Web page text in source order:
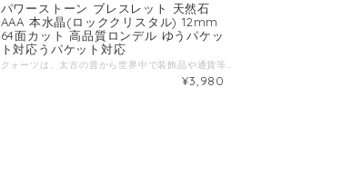
パワーストーン ブレスレット 天然石
AAA 本水晶(ロッククリスタル) 12mm
64面カット 高品質ロンデル ゆうパケッ
ト対応うパケット対応
クォーツは、太古の昔から世界中で装飾品や通貨等にも使われ、普段の生活には大切な祈祷や儀式など神聖な場所でも用いられ、または、病気治療の際にも用いられたそうです。クォーツ(石英)の中で無色透明なものは、ロッククリスタルと呼ばれています。パワーストーンを代表する万能の石で、あらゆる物事を浄化し良いパワーを増強し幸運を招く石と言われています。 四月の誕生石 石言葉；会心 本製品は、上質な本水晶に64面のカットで仕上げ、耐久性の良いシルバー色ロンデルを使用しています。ミラーボールのようなキラキラなきれいな 水晶ブレスです。 サイズ：内周約15cm 16cm 17cm 18cm 19cm 珠のサイズ：ロッククリスタル 12mm ロンデル(高級チェコダイヤ使用・特殊加工) ※お手入れ；使用後は柔らかい布でからぶきをし、ご入浴等でのご使用はお避 けください。 ＊商品は光源・カメラ・モニター画面の設定により実物と色が若干異なる場合がございます。 ＊商品の特性上サイズや色、模様は一粒一粒微妙に違っており、またサイズによっても画像の珠数と異なる場合がございますので何卒ご了承ください。
¥3,980